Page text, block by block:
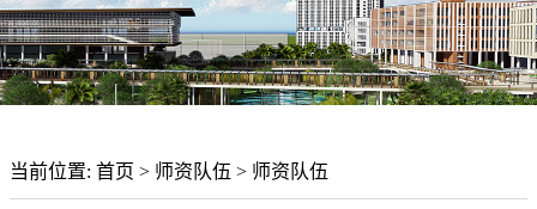
当前位置: 首页 > 师资队伍 > 师资队伍